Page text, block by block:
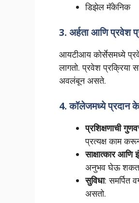
डिझेल मॅकेनिक
3. अर्हता आणि प्रवेश
आयटीआय कोर्सेसमध्ये प्रवेश
लागतो. प्रवेश प्रक्रिया
अवलंबून असते.
4.कॉलेजमध्ये प्रदान
प्रशिक्षणाची
प्रत्यक्ष काम
साक्षात्कार आणि
अनुभव घेऊ
सुविधा: समर्पित
असतो.